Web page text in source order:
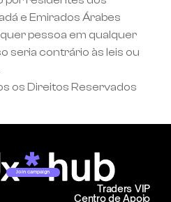
e Emirados Árabes
pessoa em qualquer
seria contrário às leis ou
os Direitos Reservados
Join campaign
Centro de Apoio
Traders VIP